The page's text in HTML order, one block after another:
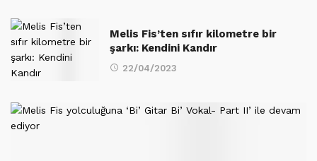
Melis Fis’ten sıfır kilometre bir
şarkı: Kendini Kandır
22/04/2023